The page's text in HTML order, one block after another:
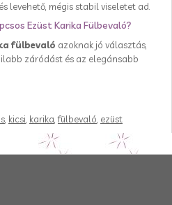
levehető, mégis stabil viseletet ad.
Ezüst Karika Fülbevaló?
fülbevaló azoknak jó választás,
záródást és az elegánsabb
kicsi karika ,fülbevaló ezüst